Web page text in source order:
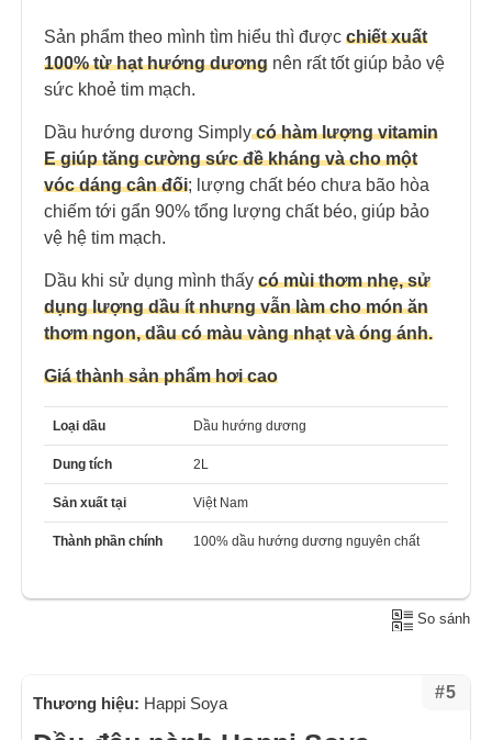
Sản phẩm theo mình tìm hiểu thì được chiết xuất
100% từ hạt hướng dương nên rất tốt giúp bảo vệ
sức khoẻ tim mạch.
Dầu hướng dương Simplycó hàm lượng vitamin
E giúp tăng cường sức đề kháng và cho một
vóc dáng cân đối; lượng chất béo chưa bão hòa
chiếm tới gẩn 90% tổng lượng chất béo, giúp bảo
vệ hệ tim mạch.
Dầu khi sử dụng mình thấy có mùi thơm nhẹ, sử
dụng lượng dầu ít nhưng vẫn làm cho món ăn
thơm ngon, dầu có màu vàng nhạt và óng ánh.
Giá thành sản phẩm hơi cao
Loại dầu Dầu hướng dương
Dung tích 2L
Sản xuất tại Việt Nam
Thành phần chính 100% dầu hướng dương nguyên chất
So sánh
#5
Thương hiệu: Happi Soya